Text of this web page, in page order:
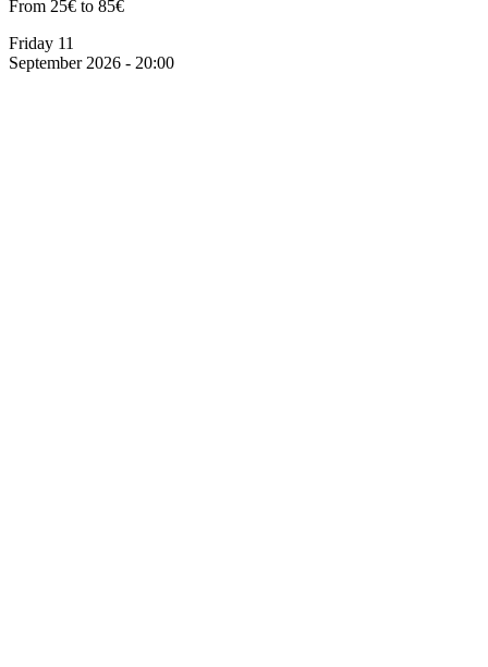
From 25€ to 85€
Friday 11
September 2026 - 20:00